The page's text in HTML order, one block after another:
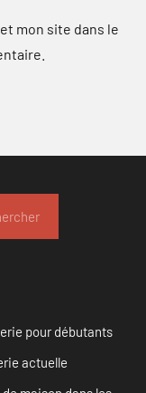
mon site dans le
pour débutants
actuelle